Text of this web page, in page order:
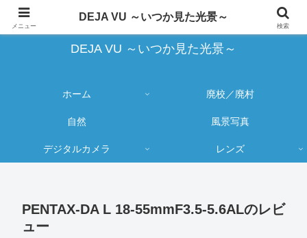
蔵出し写真の大売り出しとカメラ物欲のブログ
DEJA VU ～いつか見た光景～
ホーム 廃校／廃村
自然 風景写真
デジタルカメラ レンズ
PENTAX-DA L 18-55mmF3.5-5.6ALのレビ
ュー
メニュー
DEJA VU ～いつか見た光景～
検索